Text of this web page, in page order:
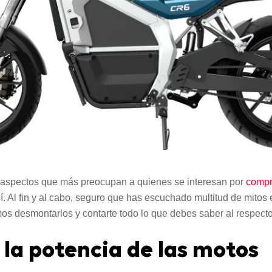
que más preocupan a quienes se interesan por
Al fin y al cabo, seguro que has escuchado multitud de mitos
desmontarlos y contarte todo lo que debes saber al
la potencia de las motos